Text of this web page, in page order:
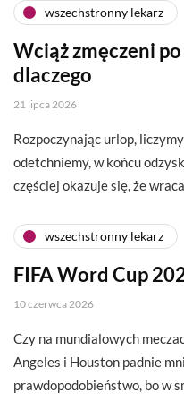
wszechstronny lekarz
Wciąż zmęczeni
dlaczego
21 lipca 2026
Rozpoczynając urlop,
odetchniemy, w końcu
częściej okazuje się, że
wszechstronny lekarz
FIFA Word Cup
10 czerwca 2026
Czy na mundialowych
Angeles i Houston padnie
prawdopodobieństwo, bo w